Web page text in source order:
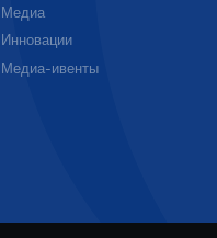
Медиа
Инновации
Медиа-ивенты